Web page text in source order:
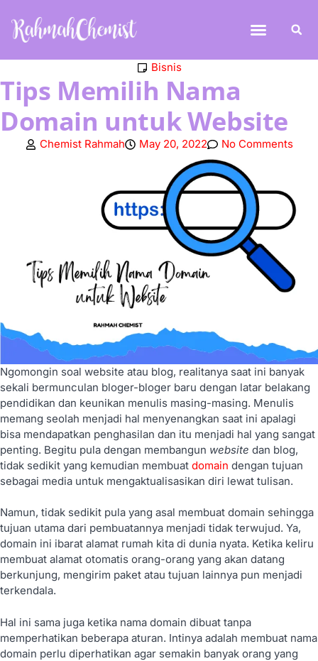
Bisnis
Tips Memilih Nama
Domain untuk Website
Chemist Rahmah May 20, 2022 No Comments
Ngomongin soal website atau blog, realitanya saat ini banyak
sekali bermunculan bloger-bloger baru dengan latar belakang
pendidikan dan keunikan menulis masing-masing. Menulis
memang seolah menjadi hal menyenangkan saat ini apalagi
bisa mendapatkan penghasilan dan itu menjadi hal yang sangat
penting. Begitu pula dengan membangun website dan blog,
tidak sedikit yang kemudian membuat domain dengan tujuan
sebagai media untuk mengaktualisasikan diri lewat tulisan.
Namun, tidak sedikit pula yang asal membuat domain sehingga
tujuan utama dari pembuatannya menjadi tidak terwujud. Ya,
domain ini ibarat alamat rumah kita di dunia nyata. Ketika keliru
membuat alamat otomatis orang-orang yang akan datang
berkunjung, mengirim paket atau tujuan lainnya pun menjadi
terkendala.
Hal ini sama juga ketika nama domain dibuat tanpa
memperhatikan beberapa aturan. Intinya adalah membuat nama
domain perlu diperhatikan agar semakin banyak orang yang